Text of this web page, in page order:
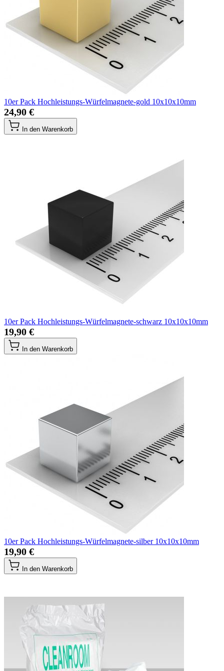
10er Pack Hochleistungs-Würfelmagnete-gold 10x10x10mm
24,90 €
In den Warenkorb
10er Pack Hochleistungs-Würfelmagnete-schwarz 10x10x10mm
19,90 €
In den Warenkorb
10er Pack Hochleistungs-Würfelmagnete-silber 10x10x10mm
19,90 €
In den Warenkorb